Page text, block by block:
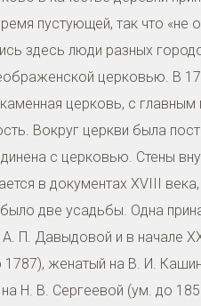
пустующей, так что «не
здесь люди разных
церковью. В
церковь, с
Вокруг церкви была
с церковью. Стены
в документах XVIII
две усадьбы. Одна
П. Давыдовой и в начале
1787), женатый на В. И.
Н. В. Сергеевой (ум. до